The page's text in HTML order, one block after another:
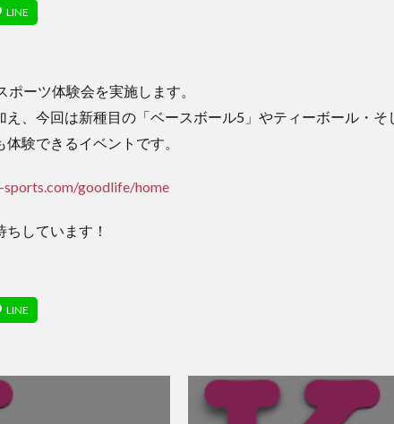
ーツ体験会を実施します。
え、今回は新種目の「ベースボール5」やティーボール・そ
験できるイベントです。
goodlife/home
しています！